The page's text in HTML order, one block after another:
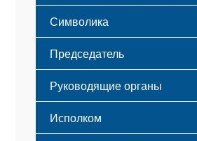
Этапы становления
Принципы деятельности
Структура
Мероприятия
Символика
Флаг
Герб
Гимн
Председатель
Руководящие органы
Исполком